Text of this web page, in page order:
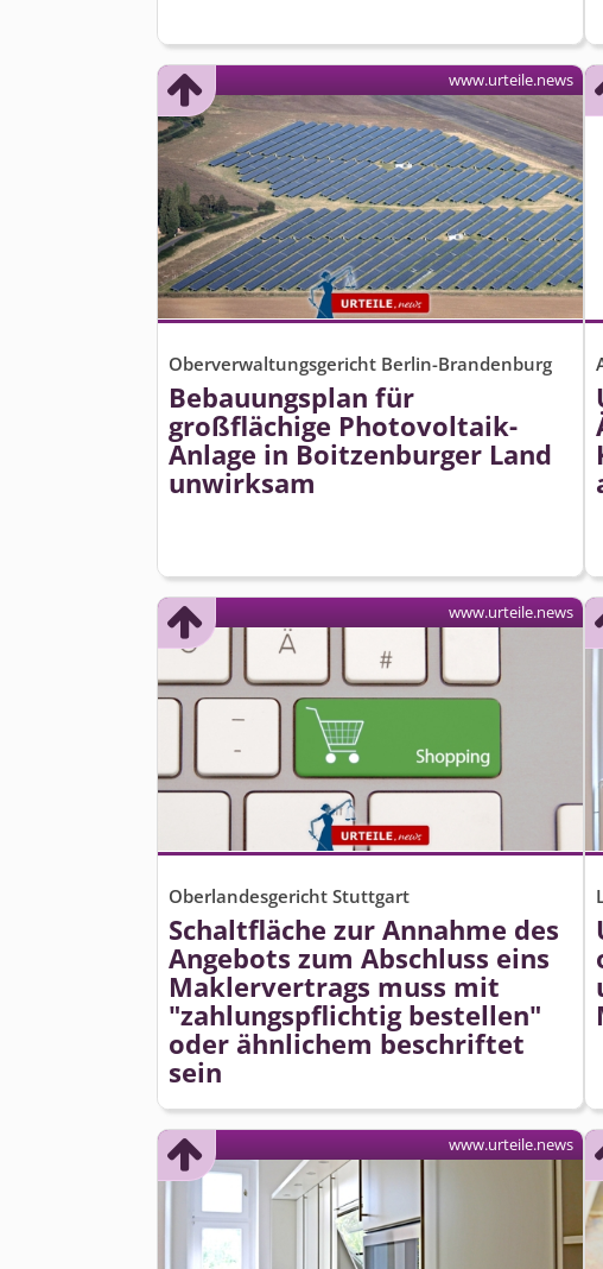
Oberverwaltungsgericht Berlin-Brandenburg
Bebauungsplan für
großflächige Photovoltaik-
Anlage in Boitzenburger Land
unwirksam
www.urteile.news
Oberlandesgericht Stuttgart
Schaltfläche zur Annahme des
Angebots zum Abschluss eins
Maklervertrags muss mit
"zahlungspflichtig bestellen"
oder ähnlichem beschriftet
sein
www.urteile.news
www.urteile.news